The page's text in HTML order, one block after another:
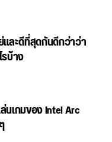
ละดีที่สุดกันดีกว่าว่า
บ้าง
เกมของ Intel Arc